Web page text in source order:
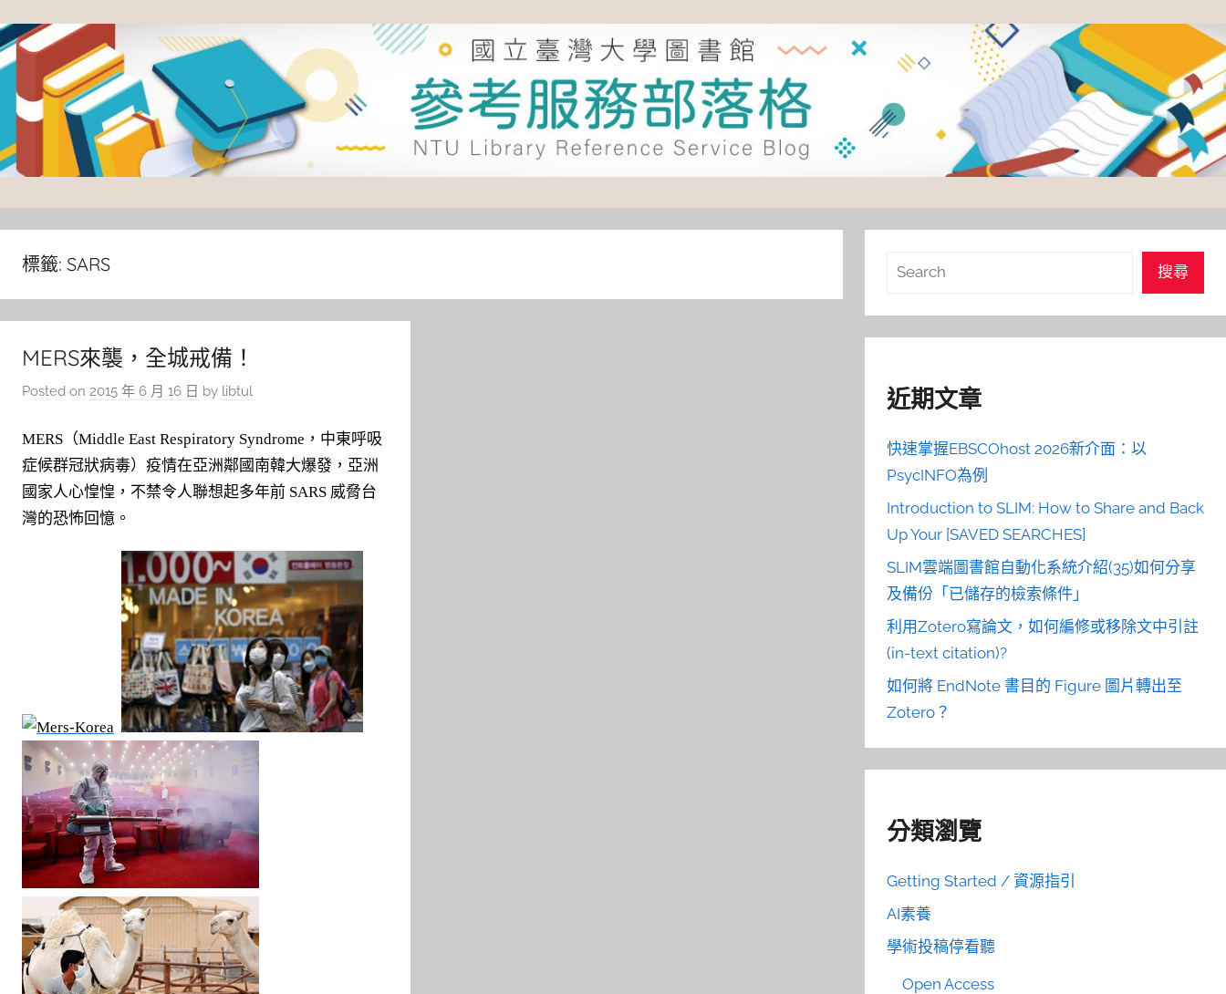
to
content
灣
圖
標籤: SARS
MERS來襲，全城戒備！
Posted on 2015 年 6 月 16 日 by libtul
MERS（Middle East Respiratory Syndrome，中東呼吸
症候群冠狀病毒）疫情在亞洲鄰國南韓大爆發，亞洲
國家人心惶惶，不禁令人聯想起多年前 SARS 威脅台
灣的恐怖回憶。
搜
搜尋
近期文章
快速掌握EBSCOhost 2026新介面：以
PsycINFO為例
Introduction to SLIM: How to Share and Back
Up Your [SAVED SEARCHES]
SLIM雲端圖書館自動化系統介紹(35)如何分享
及備份「已儲存的檢索條件」
利用Zotero寫論文，如何編修或移除文中引註
(in-text citation)?
如何將 EndNote 書目的 Figure 圖片轉出至
Zotero？
分類瀏覽
Getting Started / 資源指引
AI素養
學術投稿停看聽
Open Access